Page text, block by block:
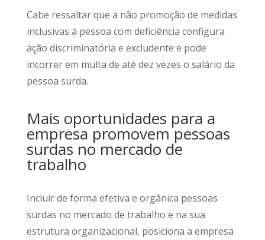
Cabe ressaltar que a não promoção de medidas
inclusivas à pessoa com deficiência configura
ação discriminatória e excludente e pode
incorrer em multa de até dez vezes o salário da
pessoa surda.
Mais oportunidades para a
empresa promovem pessoas
surdas no mercado de
trabalho
Incluir de forma efetiva e orgânica pessoas
surdas no mercado de trabalho e na sua
estrutura organizacional, posiciona a empresa